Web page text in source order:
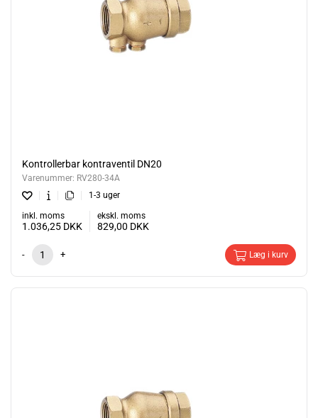
Kontrollerbar kontraventil DN20
Varenummer: RV280-34A
1-3 uger
inkl. moms
1.036,25 DKK
ekskl. moms
829,00 DKK
- + Læg i kurv